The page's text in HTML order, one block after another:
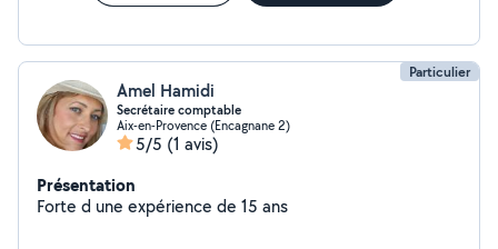
Particulier
Amel Hamidi
Secrétaire comptable
Aix-en-Provence (Encagnane 2)
5/5 (1 avis)
Présentation
Forte d une expérience de 15 ans